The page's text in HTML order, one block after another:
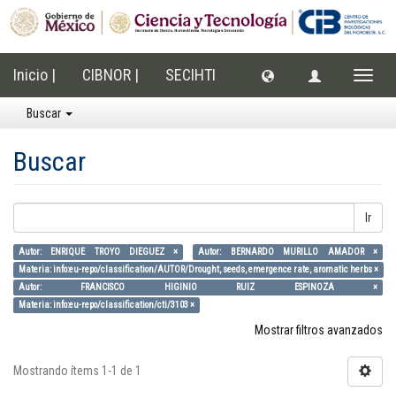
Inicio | CIBNOR | SECIHTI
Buscar
Buscar
Ir
Autor: ENRIQUE TROYO DIEGUEZ ×
Autor: BERNARDO MURILLO AMADOR ×
Materia: info:eu-repo/classification/AUTOR/Drought, seeds, emergence rate, aromatic herbs ×
Autor: FRANCISCO HIGINIO RUIZ ESPINOZA ×
Materia: info:eu-repo/classification/cti/3103 ×
Mostrar filtros avanzados
Mostrando ítems 1-1 de 1